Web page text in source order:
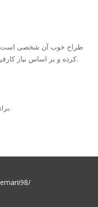
طراح خوب آن شخصی است که
کرده و بر اساس نیاز کارفرما، به هر موضوع در حد خود آن، بها دهد.
برای سفارش پروژه به واتساپ ما پیام دهید.